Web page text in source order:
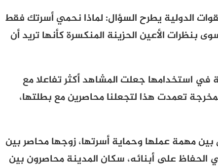
الدولية يطرح السؤال: لماذا نحمي أسرتك فقط
بنظرات الأعين الحزينة المنكسرة كأنها تريد أن
في استخدامها جعلت المشاهد أكثر تفاعلا مع
تعمدت هذا لتجعلنا محاصرين مع بطلتها،
مهمة عملها وحماية أسرتها، زوجها محاصر بين
الحفاظ على أبنائه، سكان المدينة محاصرون بين